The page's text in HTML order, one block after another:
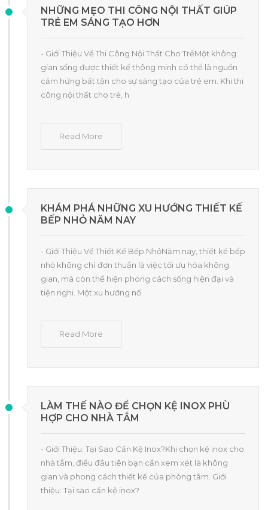
NHỮNG MẸO THI CÔNG NỘI THẤT GIÚP
TRẺ EM SÁNG TẠO HƠN
- Giới Thiệu Về Thi Công Nội Thất Cho TrẻMột không
gian sống được thiết kế thông minh có thể là nguồn
cảm hứng bất tận cho sự sáng tạo của trẻ em. Khi thi
công nội thất cho trẻ, h
Read More
KHÁM PHÁ NHỮNG XU HƯỚNG THIẾT KẾ
BẾP NHỎ NĂM NAY
- Giới Thiệu Về Thiết Kế Bếp NhỏNăm nay, thiết kế bếp
nhỏ không chỉ đơn thuần là việc tối ưu hóa không
gian, mà còn thể hiện phong cách sống hiện đại và
tiện nghi. Một xu hướng nổ
Read More
LÀM THẾ NÀO ĐỂ CHỌN KỆ INOX PHÙ
HỢP CHO NHÀ TẮM
- Giới Thiệu: Tại Sao Cần Kệ Inox?Khi chọn kệ inox cho
nhà tắm, điều đầu tiên bạn cần xem xét là không
gian và phong cách thiết kế của phòng tắm. Giới
thiệu: Tại sao cần kệ inox?